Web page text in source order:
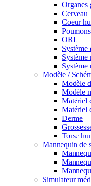
Organes
Cerveau
Coeur
Poumons
ORL
Système
Système
Système
Modèle /
Modèle
Modèle
Matériel
Matériel
Derme
Torse
Mannequin de
Simulateur